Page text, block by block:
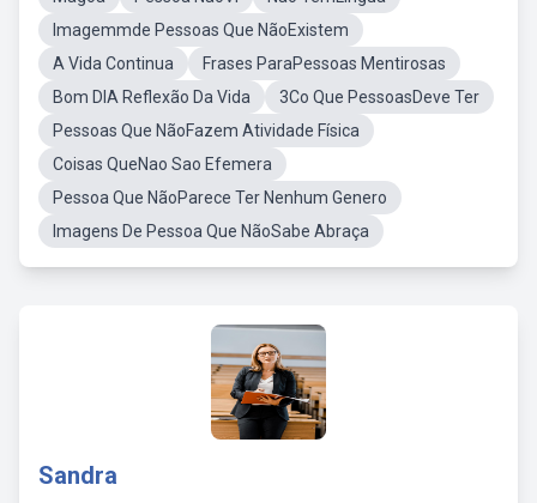
Imagemmde Pessoas Que NãoExistem
A Vida Continua
Frases ParaPessoas Mentirosas
Bom DIA Reflexão Da Vida
3Co Que PessoasDeve Ter
Pessoas Que NãoFazem Atividade Física
Coisas QueNao Sao Efemera
Pessoa Que NãoParece Ter Nenhum Genero
Imagens De Pessoa Que NãoSabe Abraça
Sandra